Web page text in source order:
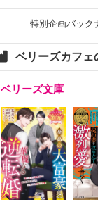
特別企画バック
ベリーズカフェ
ベリーズ文庫